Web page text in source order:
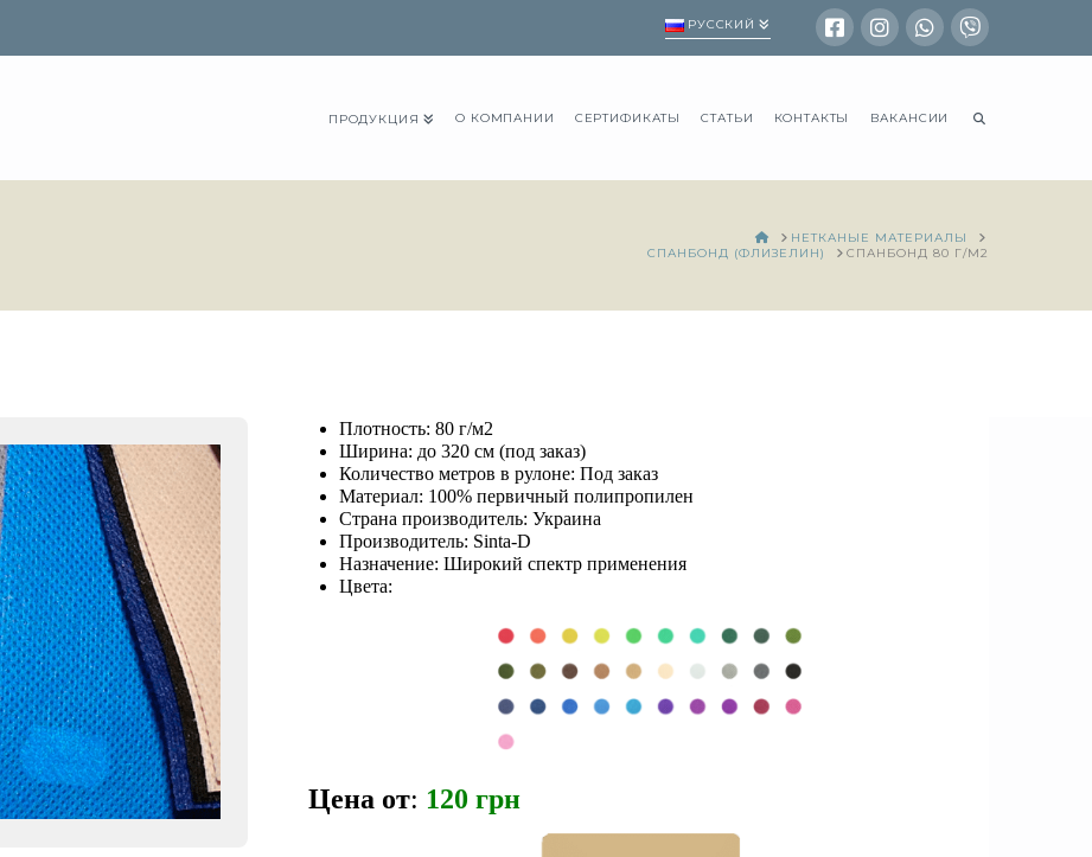
ПРОДУКЦИЯ О КОМПАНИИ СЕРТИФИКАТЫ СТАТЬИ КОНТАКТЫ
РУССКИЙ
ВАКАНСИИ
HOMEНЕТКАНЫЕ МАТЕРИАЛЫ
СПАНБОНД (ФЛИЗЕЛИН)
СПАНБОНД 80 Г/М2
Плотность: 80 г/м2
Ширина: до 320 см (под заказ)
Количество метров в рулоне: Под заказ
Материал: 100% первичный полипропилен
Страна производитель: Украина
Производитель: Sinta-D
Назначение: Широкий спектр применения
Цвета:
Цена от: 120 грн